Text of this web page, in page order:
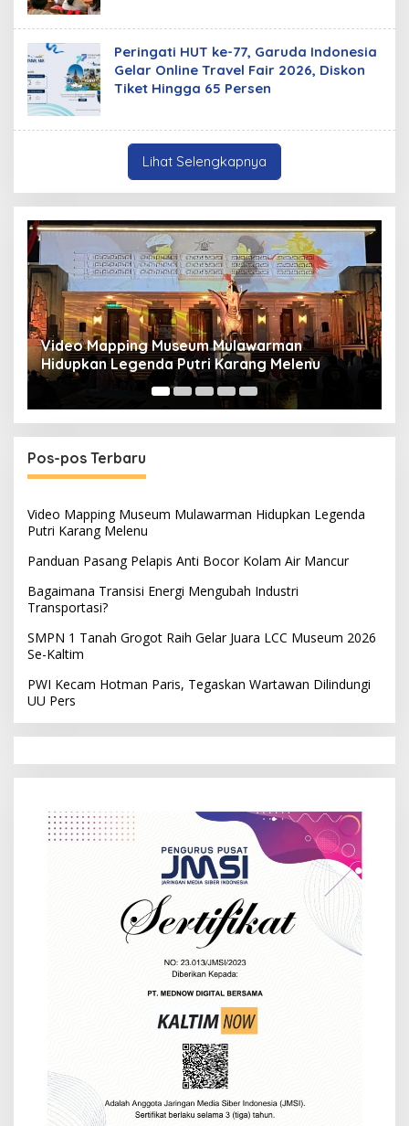
Peringati HUT ke-77, Garuda Indonesia
Gelar Online Travel Fair 2026, Diskon
Tiket Hingga 65 Persen
Lihat Selengkapnya
Melenu
Panduan Pasang Pelapis Anti
Mancur
Pos-pos Terbaru
Video Mapping Museum Mulawarman Hidupkan Legenda
Putri Karang Melenu
Panduan Pasang Pelapis Anti Bocor Kolam Air Mancur
Bagaimana Transisi Energi Mengubah Industri
Transportasi?
SMPN 1 Tanah Grogot Raih Gelar Juara LCC Museum 2026
Se-Kaltim
PWI Kecam Hotman Paris, Tegaskan Wartawan Dilindungi
UU Pers